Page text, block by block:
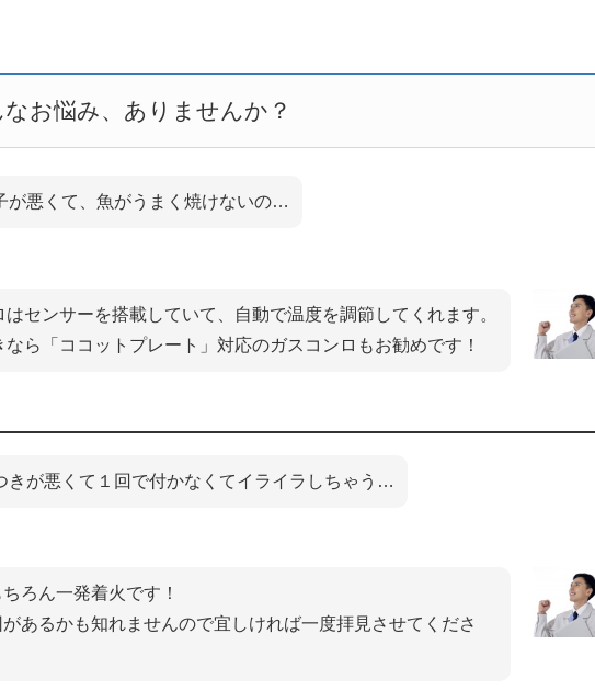
お悩み、ありませんか？
が悪くて、魚がうまく焼けないの…
センサーを搭載していて、自動で温度を調節してくれます。
なら「ココットプレート」対応のガスコンロもお勧めです！
きが悪くて１回で付かなくてイライラしちゃう…
ろん一発着火です！
あるかも知れませんので宜しければ一度拝見させてくださ